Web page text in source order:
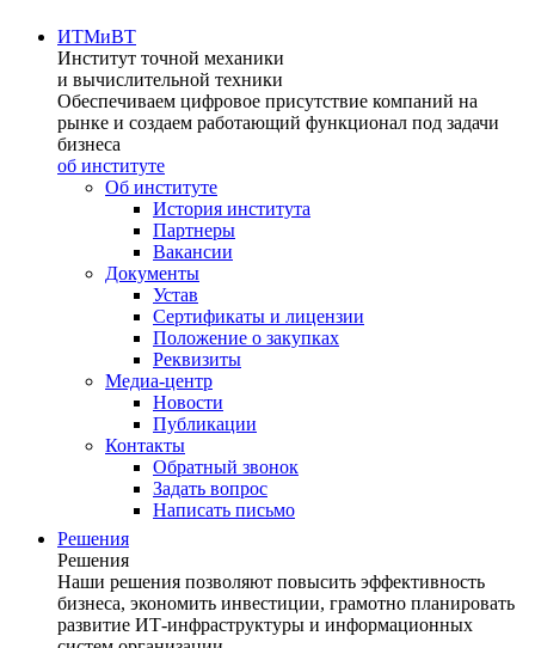
ИТМиВТ
Институт точной механики
и вычислительной техники
Обеспечиваем цифровое присутствие компаний на
рынке и создаем работающий функционал под задачи
бизнеса
об институте
Об институте
История института
Партнеры
Вакансии
Документы
Устав
Сертификаты и лицензии
Положение о закупках
Реквизиты
Медиа-центр
Новости
Публикации
Контакты
Обратный звонок
Задать вопрос
Написать письмо
Решения
Решения
Наши решения позволяют повысить эффективность
бизнеса, экономить инвестиции, грамотно планировать
развитие ИТ-инфраструктуры и информационных